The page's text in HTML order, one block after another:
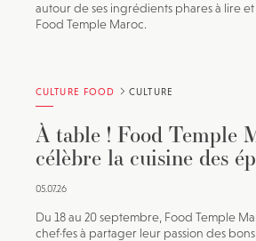
autour de ses ingrédients phares à lire
Food Temple Maroc.
CULTURE FOOD CULTURE
À table ! Food Temple
célèbre la cuisine des
05.07.26
Du 18 au 20 septembre, Food Temple
chef·fes à partager leur passion des